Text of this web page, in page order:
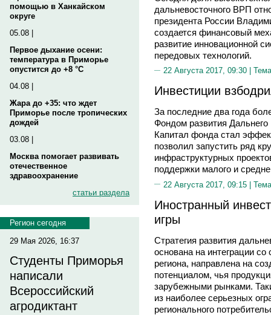
помощью в Ханкайском
округе
05.08 |
Первое дыхание осени:
температура в Приморье
опустится до +8 °C
04.08 |
Жара до +35: что ждет
Приморье после тропических
дождей
03.08 |
Москва помогает развивать
отечественное
здравоохранение
статьи раздела
Регион сегодня
29 Мая 2026, 16:37
Студенты Приморья
написали
Всероссийский
агродиктант
дальневосточного ВРП
президента России
создается финансовый
развитие инновационной
передовых технологий.
22 Августа 2017, 09:30 |
Инвестиции
За последние два года
Фондом развития
Капитал фонда стал
позволил запустить ряд
инфраструктурных
поддержки малого и
22 Августа 2017, 09:15 |
Иностранный
игры
Стратегия развития
основана на интеграции со
региона, направлена на
потенциалом, чья
зарубежными рынками.
из наиболее серьезных
регионального